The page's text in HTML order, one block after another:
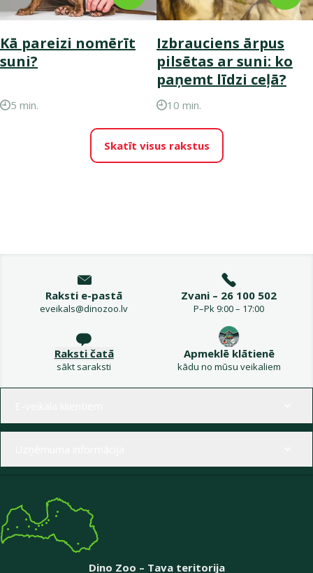
Kā pareizi nomērīt
suni?
5 min.
Izbrauciens ārpus
pilsētas ar suni: ko
paņemt līdzi ceļā?
10 min.
Skatīt visus rakstus
Raksti e-pastā
eveikals@dinozoo.lv
Zvani – 26 100 502
P–Pk 9:00 – 17:00
Raksti čatā
sākt saraksti
Apmeklē klātienē
kādu no mūsu veikaliem
Dino Zoo – Tava teritorija